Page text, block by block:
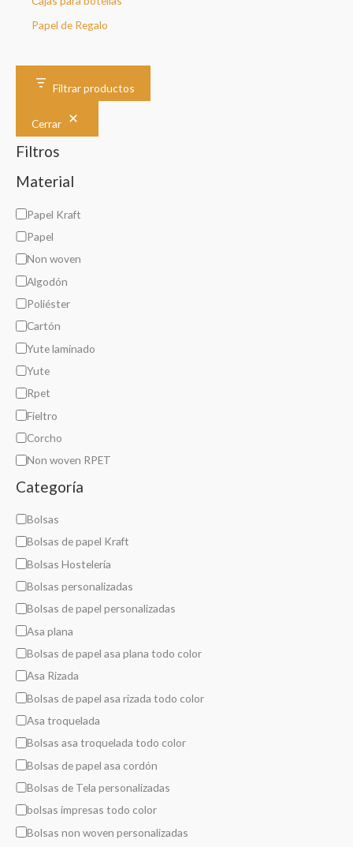
Papel de Regalo
Filtrar productos
Cerrar
Filtros
Material
M
a
t
e
r
i
a
l
Papel Kraft
Papel
Non woven
Algodón
Poliéster
Cartón
Yute laminado
Yute
Rpet
Fieltro
Corcho
Non woven RPET
Categoría
C
a
t
e
g
o
r
í
Bolsas
Bolsas de papel Kraft
Bolsas Hostelería
Bolsas personalizadas
Bolsas de papel personalizadas
Asa plana
Bolsas de papel asa plana todo color
Asa Rizada
Bolsas de papel asa rizada todo color
Asa troquelada
Bolsas asa troquelada todo color
Bolsas de papel asa cordón
Bolsas de Tela personalizadas
bolsas impresas todo color
Bolsas non woven personalizadas